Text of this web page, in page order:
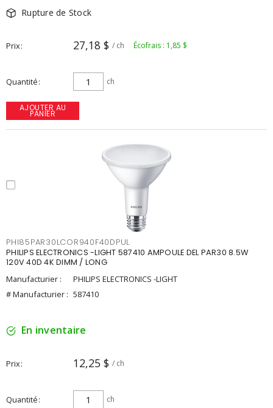
Rupture de Stock
Prix 27,18 $ / ch Écofrais : 1,85 $
Quantité ch
AJOUTER AU
PANIER
PHI85PAR30LCOR940F40DPUL
PHILIPS ELECTRONICS -LIGHT 587410 AMPOULE DEL PAR30 8.5W
120V 40D 4K DIMM / LONG
Manufacturier :
PHILIPS ELECTRONICS -LIGHT
# Manufacturier : 587410
En inventaire
Prix 12,25 $ / ch
Quantité ch